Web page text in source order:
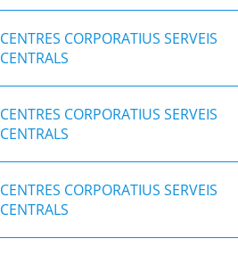
CENTRES CORPORATIUS SERVEIS
CENTRALS
CENTRES CORPORATIUS SERVEIS
CENTRALS
CENTRES CORPORATIUS SERVEIS
CENTRALS